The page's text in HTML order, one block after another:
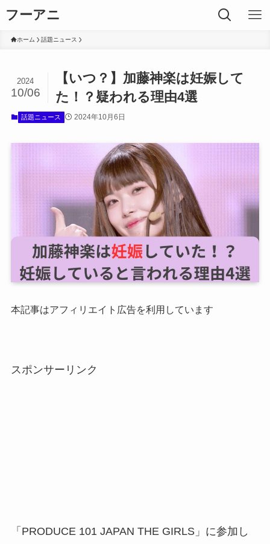
フーアニ
ホーム 話題ニュース
【いつ？】加藤神楽は妊娠して
た！？疑われる理由4選
2024
10/06
話題ニュース 2024年10月6日
本記事はアフィリエイト広告を利用しています
スポンサーリンク
「PRODUCE 101 JAPAN THE GIRLS」に参加し